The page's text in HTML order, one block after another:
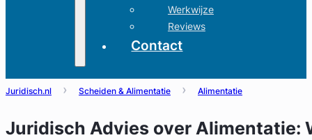
Werkwijze
Reviews
Contact
Juridisch.nl Scheiden & Alimentatie Alimentatie
Juridisch Advies over Alimentatie: